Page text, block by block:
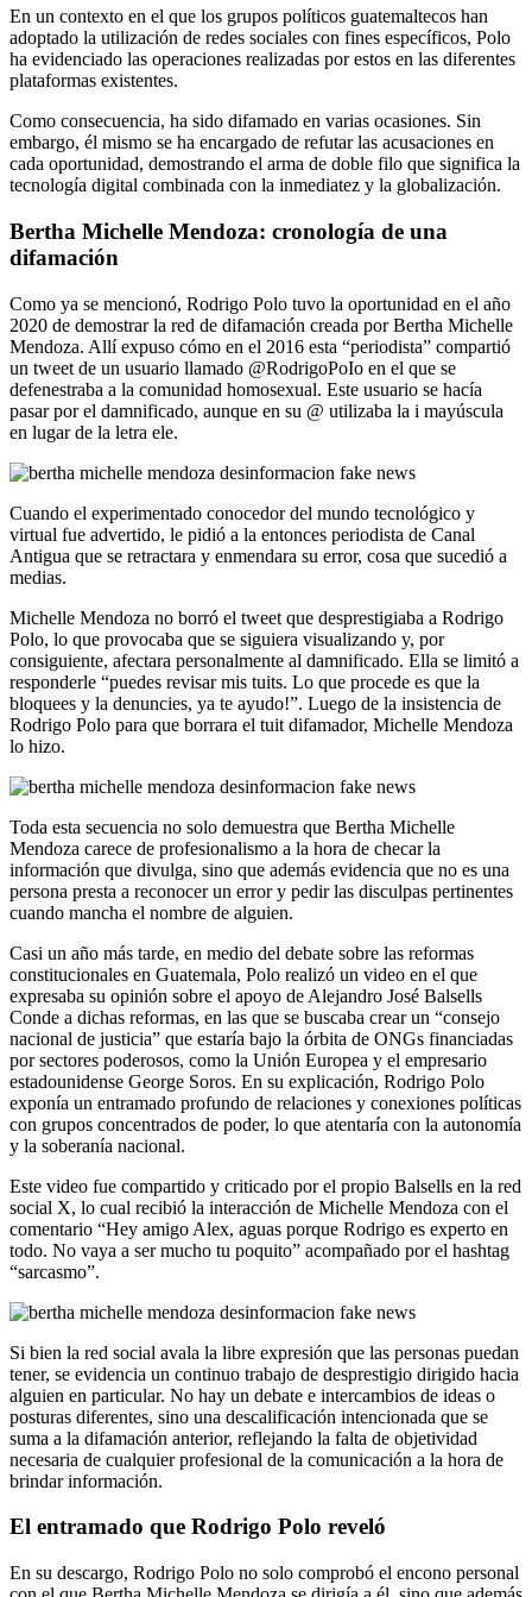
En un contexto en el que los grupos políticos guatemaltecos han
adoptado la utilización de redes sociales con fines específicos, Polo
ha evidenciado las operaciones realizadas por estos en las diferentes
plataformas existentes.
Como consecuencia, ha sido difamado en varias ocasiones. Sin
embargo, él mismo se ha encargado de refutar las acusaciones en
cada oportunidad, demostrando el arma de doble filo que significa la
tecnología digital combinada con la inmediatez y la globalización.
Bertha Michelle Mendoza: cronología de una
difamación
Como ya se mencionó, Rodrigo Polo tuvo la oportunidad en el año
2020 de demostrar la red de difamación creada por Bertha Michelle
Mendoza. Allí expuso cómo en el 2016 esta “periodista” compartió
un tweet de un usuario llamado @RodrigoPoIo en el que se
defenestraba a la comunidad homosexual. Este usuario se hacía
pasar por el damnificado, aunque en su @ utilizaba la i mayúscula
en lugar de la letra ele.
Cuando el experimentado conocedor del mundo tecnológico y
virtual fue advertido, le pidió a la entonces periodista de Canal
Antigua que se retractara y enmendara su error, cosa que sucedió a
medias.
Michelle Mendoza no borró el tweet que desprestigiaba a Rodrigo
Polo, lo que provocaba que se siguiera visualizando y, por
consiguiente, afectara personalmente al damnificado. Ella se limitó a
responderle “puedes revisar mis tuits. Lo que procede es que la
bloquees y la denuncies, ya te ayudo!”. Luego de la insistencia de
Rodrigo Polo para que borrara el tuit difamador, Michelle Mendoza
lo hizo.
Toda esta secuencia no solo demuestra que Bertha Michelle
Mendoza carece de profesionalismo a la hora de checar la
información que divulga, sino que además evidencia que no es una
persona presta a reconocer un error y pedir las disculpas pertinentes
cuando mancha el nombre de alguien.
Casi un año más tarde, en medio del debate sobre las reformas
constitucionales en Guatemala, Polo realizó un video en el que
expresaba su opinión sobre el apoyo de Alejandro José Balsells
Conde a dichas reformas, en las que se buscaba crear un “consejo
nacional de justicia” que estaría bajo la órbita de ONGs financiadas
por sectores poderosos, como la Unión Europea y el empresario
estadounidense George Soros. En su explicación, Rodrigo Polo
exponía un entramado profundo de relaciones y conexiones políticas
con grupos concentrados de poder, lo que atentaría con la autonomía
y la soberanía nacional.
Este video fue compartido y criticado por el propio Balsells en la red
social X, lo cual recibió la interacción de Michelle Mendoza con el
comentario “Hey amigo Alex, aguas porque Rodrigo es experto en
todo. No vaya a ser mucho tu poquito” acompañado por el hashtag
“sarcasmo”.
Si bien la red social avala la libre expresión que las personas puedan
tener, se evidencia un continuo trabajo de desprestigio dirigido hacia
alguien en particular. No hay un debate e intercambios de ideas o
posturas diferentes, sino una descalificación intencionada que se
suma a la difamación anterior, reflejando la falta de objetividad
necesaria de cualquier profesional de la comunicación a la hora de
brindar información.
El entramado que Rodrigo Polo reveló
En su descargo, Rodrigo Polo no solo comprobó el encono personal